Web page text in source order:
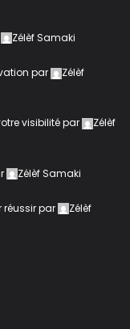
Zélèf Samaki
par
Zélèf
visibilitépar
Zélèf
Zélèf Samaki
réussirpar
Zélèf